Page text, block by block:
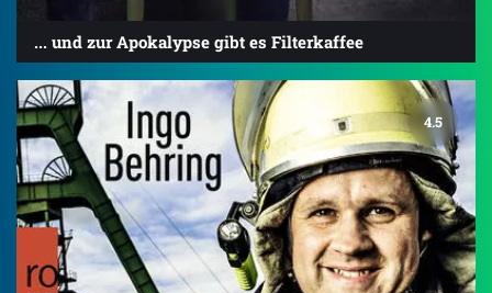
... und zur Apokalypse gibt es Filterkaffee
4.5